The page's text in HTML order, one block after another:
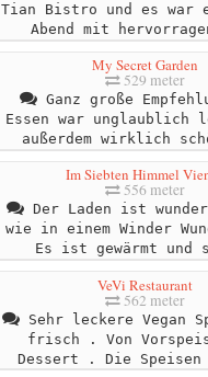
Tian Bistro und es
Abend mit
My Secret Garden
529 meter
Ganz große
Essen war unglaublich
außerdem wirklich
Im Siebten Himmel
556 meter
Der Laden ist
wie in einem Winder
Es ist gewärmt und
VeVi Restaurant
562 meter
Sehr leckere Vegan
frisch . Von
Dessert . Die